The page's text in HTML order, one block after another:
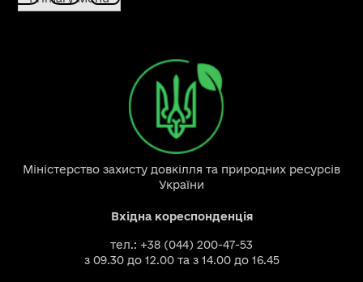
Міністерство захисту довкілля та природних ресурсів
України
Вхідна кореспонденція
тел.: +38 (044) 200-47-53
з 09.30 до 12.00 та з 14.00 до 16.45